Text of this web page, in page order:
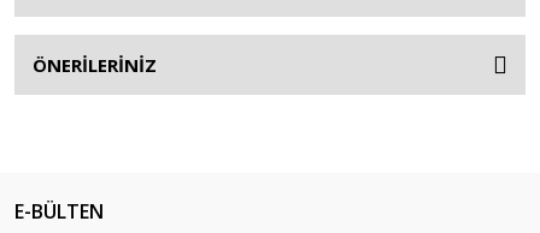
ÖNERİLERİNİZ
E-BÜLTEN